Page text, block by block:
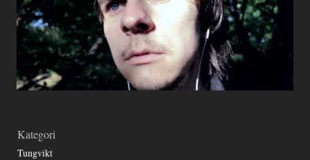
Kategori
Tungvikt